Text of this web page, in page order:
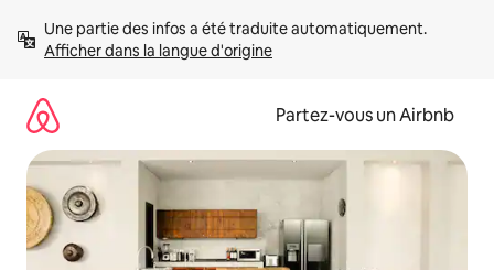
directement
Afficher dans la langue d'origine
Partez-vous un Airbnb